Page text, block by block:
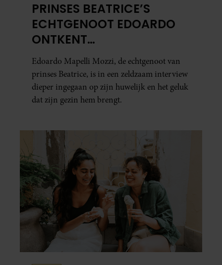
PRINSES BEATRICE’S
ECHTGENOOT EDOARDO
ONTKENT
HUWELIJKSPROBLEMEN
Edoardo Mapelli Mozzi, de echtgenoot van
prinses Beatrice, is in een zeldzaam interview
dieper ingegaan op zijn huwelijk en het geluk
dat zijn gezin hem brengt.